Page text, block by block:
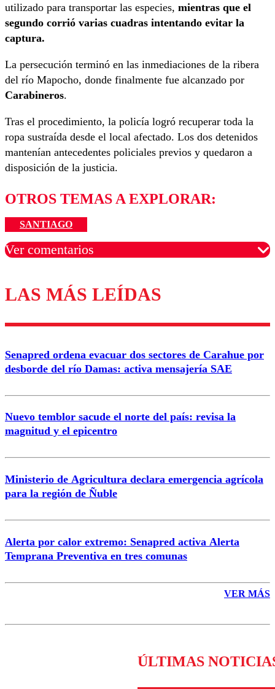
utilizado para transportar las especies, mientras que el
segundo corrió varias cuadras intentando evitar la
captura.
La persecución terminó en las inmediaciones de la ribera
del río Mapocho, donde finalmente fue alcanzado por
Carabineros.
Tras el procedimiento, la policía logró recuperar toda la
ropa sustraída desde el local afectado. Los dos detenidos
mantenían antecedentes policiales previos y quedaron a
disposición de la justicia.
OTROS TEMAS A EXPLORAR:
SANTIAGO
Ver comentarios
Los comentarios son moderados para garantizar un
diálogo respetuoso.
Correo
LAS MÁS LEÍDAS
Senapred ordena evacuar dos sectores de Carahue por
desborde del río Damas: activa mensajería SAE
Nuevo temblor sacude el norte del país: revisa la
magnitud y el epicentro
Ministerio de Agricultura declara emergencia agrícola
para la región de Ñuble
Alerta por calor extremo: Senapred activa Alerta
Temprana Preventiva en tres comunas
VER MÁS
ÚLTIMAS